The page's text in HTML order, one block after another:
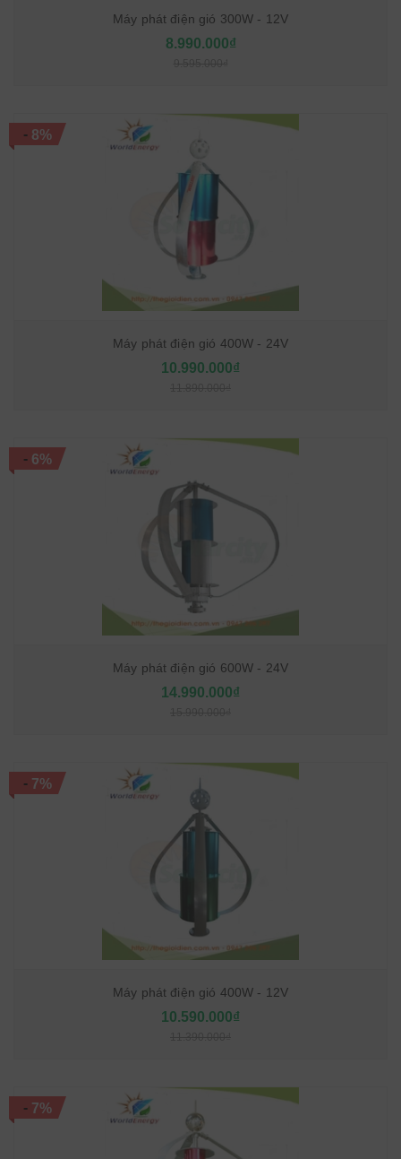
Máy phát điện gió 300W - 12V
8.990.000₫
- 8%
Máy phát điện gió 400W - 24V
10.990.000₫
- 6%
Máy phát điện gió 600W - 24V
14.990.000₫
- 7%
Máy phát điện gió 400W - 12V
10.590.000₫
- 7%